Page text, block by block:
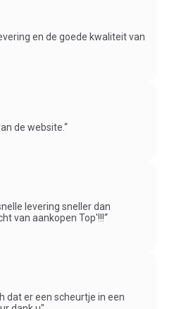
en de goede kwaliteit van
de website.“
levering sneller dan
van aankopen Top'!!!“
dat er een scheurtje in een